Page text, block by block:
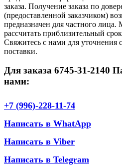
заказа. Получение заказа по
(предоставленной заказчиком)
предназначен для частного
рассчитать приблизительный
Свяжитесь с нами для уточнения
поставки.
Для заказа 6745-31-2140
нами:
+7 (996)-228-11-74
Написать в WhatApp
Написать в Viber
Написать в Telegram